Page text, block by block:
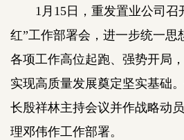
1月15日，重发置业公司召
红”工作部署会，进一步统一思
各项工作高位起跑、强势开局
实现高质量发展奠定坚实基础
长殷祥林主持会议并作战略动
理邓伟作工作部署。